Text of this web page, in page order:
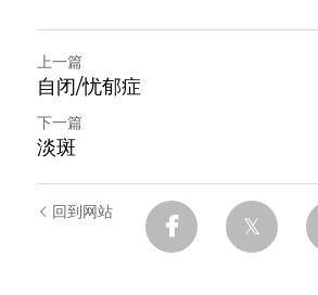
上一篇
自闭/忧郁症
下一篇
淡斑
回到网站